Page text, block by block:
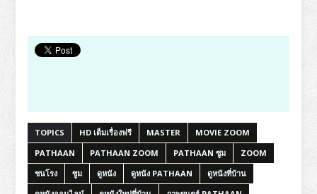
TOPICS HD เต็มเรื่องฟรี MASTER
MOVIE ZOOM
PATHAAN
PATHAAN ZOOM PATHAAN ซูม
ZOOM
ชนโรง
ซูม ดูหนัง ดูหนัง PATHAAN
ดูหนังที่บ้าน